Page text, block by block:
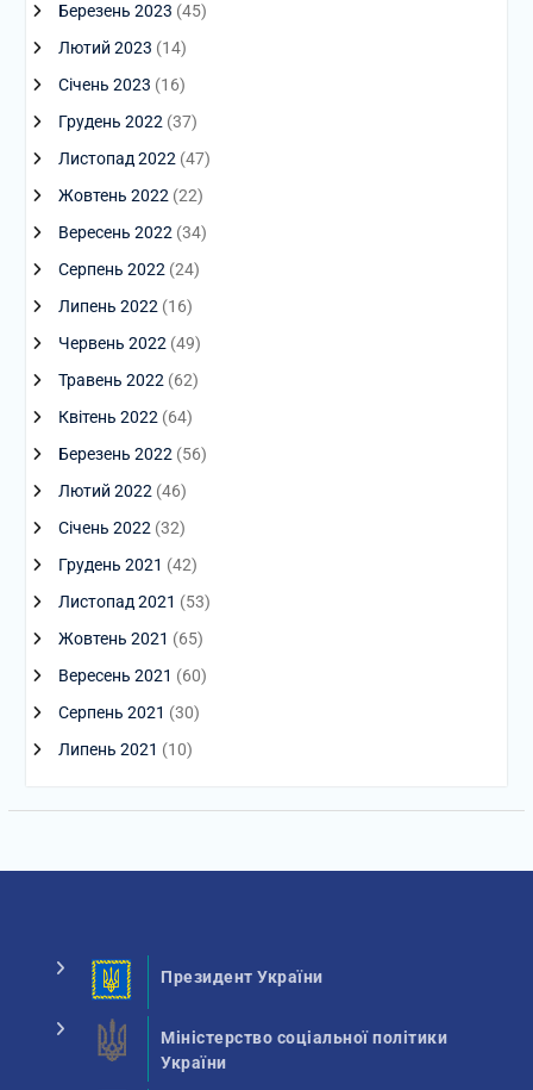
Березень 2023 (45)
Лютий 2023 (14)
Січень 2023 (16)
Грудень 2022 (37)
Листопад 2022 (47)
Жовтень 2022 (22)
Вересень 2022 (34)
Серпень 2022 (24)
Липень 2022 (16)
Червень 2022 (49)
Травень 2022 (62)
Квітень 2022 (64)
Березень 2022 (56)
Лютий 2022 (46)
Січень 2022 (32)
Грудень 2021 (42)
Листопад 2021 (53)
Жовтень 2021 (65)
Вересень 2021 (60)
Серпень 2021 (30)
Липень 2021 (10)
Президент України
Міністерство соціальної політики
України